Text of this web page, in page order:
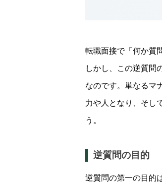
転職面接で「何か質
しかし、この逆質問
なのです。単なるマ
力や人となり、そし
う。
逆質問の目的
逆質問の第一の目的